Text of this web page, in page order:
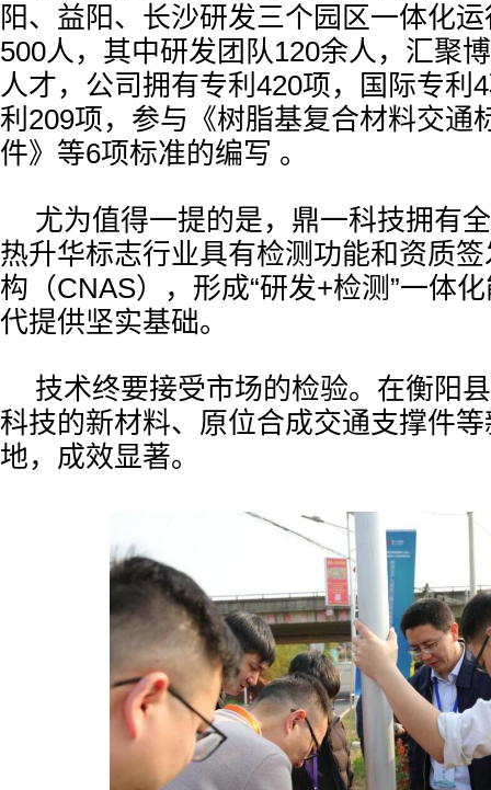
阳、益阳、长沙研发三个园区一体化
500人，其中研发团队120余人，汇聚
人才，公司拥有专利420项，国际专利
利209项，参与《树脂基复合材料交通
件》等6项标准的编写 。
尤为值得一提的是，鼎一科技拥有
热升华标志行业具有检测功能和资质
构（CNAS），形成“研发+检测”一体
代提供坚实基础。
技术终要接受市场的检验。在衡阳
科技的新材料、原位合成交通支撑件
地，成效显著。